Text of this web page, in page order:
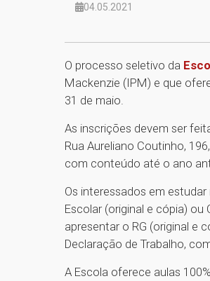
04.05.2021
O processo seletivo da
Mackenzie (IPM) e que
31 de maio.
As inscrições devem ser
Rua Aureliano Coutinho,
com conteúdo até o ano
Os interessados em estudar
Escolar (original e cópia)
apresentar o RG (original e
Declaração de Trabalho,
A Escola oferece aulas